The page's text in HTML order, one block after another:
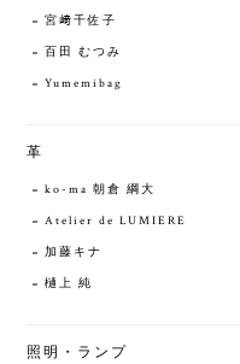
宮﨑千佐子
百田 むつみ
Yumemibag
革
ko-ma 朝倉 綱大
Atelier de LUMIERE
加藤キナ
樋上 純
照明・ランプ